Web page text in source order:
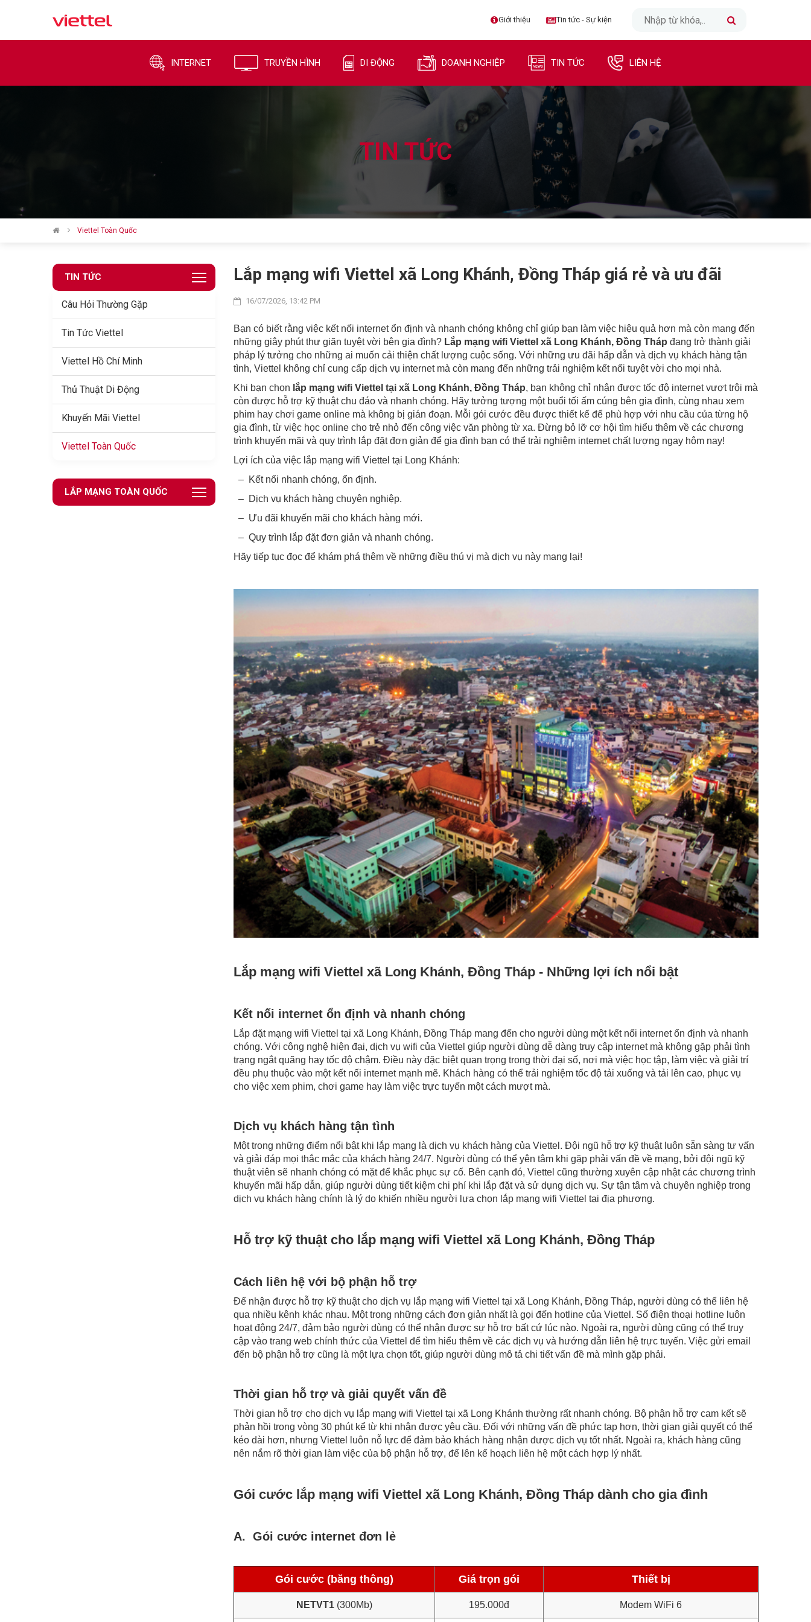
Giới thiệu Tin tức - Sự kiện
INTERNET TRUYỀN HÌNH DI ĐỘNG DOANH NGHIỆP TIN TỨC LIÊN HỆ
TIN TỨC
Viettel Toàn Quốc
TIN TỨC
Câu Hỏi Thường Gặp
Tin Tức Viettel
Viettel Hồ Chí Minh
Thủ Thuật Di Động
Khuyến Mãi Viettel
Viettel Toàn Quốc
LẮP MẠNG TOÀN QUỐC
Lắp mạng wifi Viettel xã Long Khánh, Đồng Tháp giá rẻ và ưu đãi
16/07/2026, 13:42 PM
Bạn có biết rằng việc kết nối internet ổn định và nhanh chóng không chỉ giúp bạn làm việc hiệu quả hơn mà còn mang đến
những giây phút thư giãn tuyệt vời bên gia đình? Lắp mạng wifi Viettel xã Long Khánh, Đồng Tháp đang trở thành giải
pháp lý tưởng cho những ai muốn cải thiện chất lượng cuộc sống. Với những ưu đãi hấp dẫn và dịch vụ khách hàng tận
tình, Viettel không chỉ cung cấp dịch vụ internet mà còn mang đến những trải nghiệm kết nối tuyệt vời cho mọi nhà.
Khi bạn chọn lắp mạng wifi Viettel tại xã Long Khánh, Đồng Tháp, bạn không chỉ nhận được tốc độ internet vượt trội mà
còn được hỗ trợ kỹ thuật chu đáo và nhanh chóng. Hãy tưởng tượng một buổi tối ấm cúng bên gia đình, cùng nhau xem
phim hay chơi game online mà không bị gián đoạn. Mỗi gói cước đều được thiết kế để phù hợp với nhu cầu của từng hộ
gia đình, từ việc học online cho trẻ nhỏ đến công việc văn phòng từ xa. Đừng bỏ lỡ cơ hội tìm hiểu thêm về các chương
trình khuyến mãi và quy trình lắp đặt đơn giản để gia đình bạn có thể trải nghiệm internet chất lượng ngay hôm nay!
Lợi ích của việc lắp mạng wifi Viettel tại Long Khánh:
– Kết nối nhanh chóng, ổn định.
– Dịch vụ khách hàng chuyên nghiệp.
– Ưu đãi khuyến mãi cho khách hàng mới.
– Quy trình lắp đặt đơn giản và nhanh chóng.
Hãy tiếp tục đọc để khám phá thêm về những điều thú vị mà dịch vụ này mang lại!
Lắp mạng wifi Viettel xã Long Khánh, Đồng Tháp - Những lợi ích nổi bật
Kết nối internet ổn định và nhanh chóng
Lắp đặt mạng wifi Viettel tại xã Long Khánh, Đồng Tháp mang đến cho người dùng một kết nối internet ổn định và nhanh
chóng. Với công nghệ hiện đại, dịch vụ wifi của Viettel giúp người dùng dễ dàng truy cập internet mà không gặp phải tình
trạng ngắt quãng hay tốc độ chậm. Điều này đặc biệt quan trọng trong thời đại số, nơi mà việc học tập, làm việc và giải trí
đều phụ thuộc vào một kết nối internet mạnh mẽ. Khách hàng có thể trải nghiệm tốc độ tải xuống và tải lên cao, phục vụ
cho việc xem phim, chơi game hay làm việc trực tuyến một cách mượt mà.
Dịch vụ khách hàng tận tình
Một trong những điểm nổi bật khi lắp mạng là dịch vụ khách hàng của Viettel. Đội ngũ hỗ trợ kỹ thuật luôn sẵn sàng tư vấn
và giải đáp mọi thắc mắc của khách hàng 24/7. Người dùng có thể yên tâm khi gặp phải vấn đề về mạng, bởi đội ngũ kỹ
thuật viên sẽ nhanh chóng có mặt để khắc phục sự cố. Bên cạnh đó, Viettel cũng thường xuyên cập nhật các chương trình
khuyến mãi hấp dẫn, giúp người dùng tiết kiệm chi phí khi lắp đặt và sử dụng dịch vụ. Sự tận tâm và chuyên nghiệp trong
dịch vụ khách hàng chính là lý do khiến nhiều người lựa chọn lắp mạng wifi Viettel tại địa phương.
Hỗ trợ kỹ thuật cho lắp mạng wifi Viettel xã Long Khánh, Đồng Tháp
Cách liên hệ với bộ phận hỗ trợ
Để nhận được hỗ trợ kỹ thuật cho dịch vụ lắp mạng wifi Viettel tại xã Long Khánh, Đồng Tháp, người dùng có thể liên hệ
qua nhiều kênh khác nhau. Một trong những cách đơn giản nhất là gọi đến hotline của Viettel. Số điện thoại hotline luôn
hoạt động 24/7, đảm bảo người dùng có thể nhận được sự hỗ trợ bất cứ lúc nào. Ngoài ra, người dùng cũng có thể truy
cập vào trang web chính thức của Viettel để tìm hiểu thêm về các dịch vụ và hướng dẫn liên hệ trực tuyến. Việc gửi email
đến bộ phận hỗ trợ cũng là một lựa chọn tốt, giúp người dùng mô tả chi tiết vấn đề mà mình gặp phải.
Thời gian hỗ trợ và giải quyết vấn đề
Thời gian hỗ trợ cho dịch vụ lắp mạng wifi Viettel tại xã Long Khánh thường rất nhanh chóng. Bộ phận hỗ trợ cam kết sẽ
phản hồi trong vòng 30 phút kể từ khi nhận được yêu cầu. Đối với những vấn đề phức tạp hơn, thời gian giải quyết có thể
kéo dài hơn, nhưng Viettel luôn nỗ lực để đảm bảo khách hàng nhận được dịch vụ tốt nhất. Ngoài ra, khách hàng cũng
nên nắm rõ thời gian làm việc của bộ phận hỗ trợ, để lên kế hoạch liên hệ một cách hợp lý nhất.
Gói cước lắp mạng wifi Viettel xã Long Khánh, Đồng Tháp dành cho gia đình
A. Gói cước internet đơn lẻ
Gói cước (băng thông) Giá trọn gói Thiết bị
NETVT1 (300Mb) 195.000đ Modem WiFi 6
TRANG CHỦ
TRUYỀN HÌNH
DI ĐỘNG
DOANH NGHIỆP